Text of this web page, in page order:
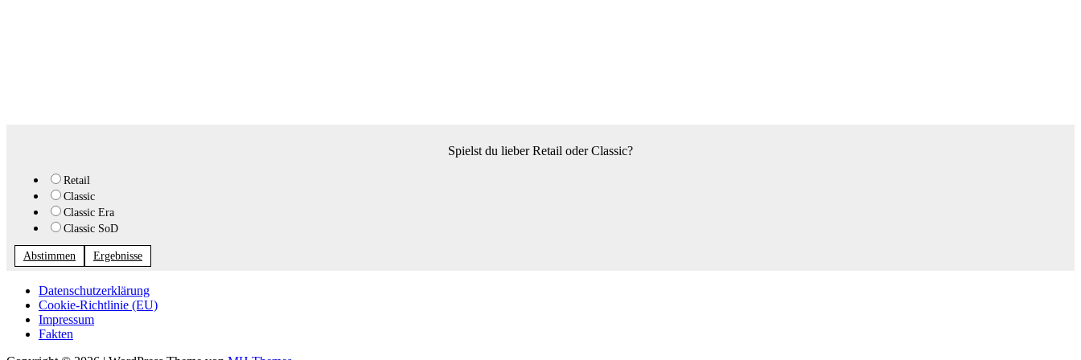
Spielst du lieber Retail oder Classic?
Retail
Classic
Classic Era
Classic SoD
Abstimmen Ergebnisse
Datenschutzerklärung
Cookie-Richtlinie (EU)
Impressum
Fakten